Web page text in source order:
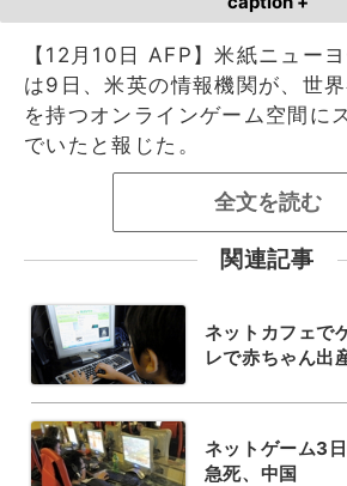
【12月10日 AFP】米紙ニュー
は9日、米英の情報機関が、世
を持つオンラインゲーム空間に
でいたと報じた。
全文を読む
関連記事
ネットカフェで
レで赤ちゃん出
ネットゲーム3
急死、中国